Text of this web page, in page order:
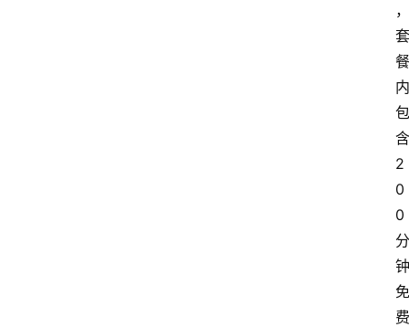
，
套
餐
内
包
含
2
0
0
分
钟
免
费